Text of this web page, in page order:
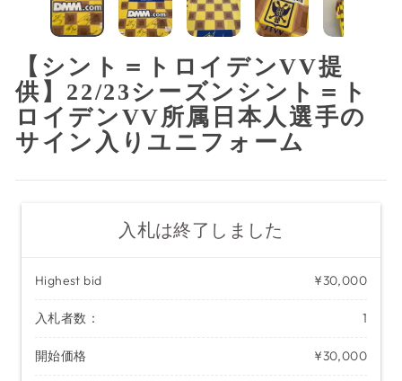
【シント＝トロイデンVV提
供】22/23シーズンシント＝ト
ロイデンVV所属日本人選手の
サイン入りユニフォーム
入札は終了しました
Highest bid ¥30,000
入札者数： 1
開始価格 ¥30,000